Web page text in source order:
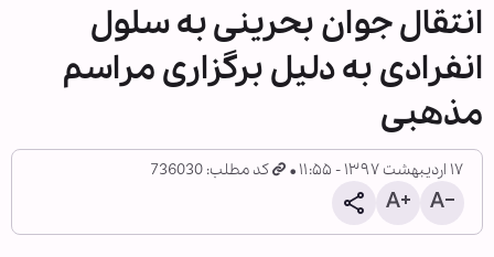
انتقال جوان بحرینی به سلول
انفرادی به دلیل برگزاری مراسم
مذهبی
۱۷ اردیبهشت ۱۳۹۷ - ۱۱:۵۵ کد مطلب: 736030